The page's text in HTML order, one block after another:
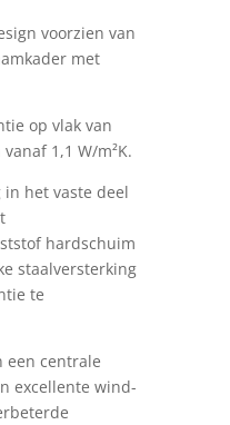
voorzien van
met
op vlak van
1,1 W/m²K.
in het vaste deel
hardschuim
staalversterking
te
een centrale
excellente wind-